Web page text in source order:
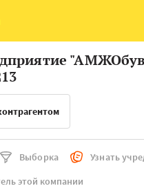
Литва
Финляндия
Выборка
Узнать
этой компании